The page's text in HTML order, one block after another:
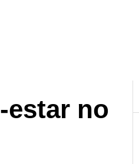
estar no